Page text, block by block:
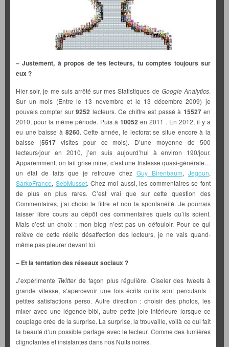
– Justement, à propos de tes lecteurs, tu comptes toujours sur
eux ?
Hier soir, je me suis arrêté sur mes Statistiques de Google Analytics.
Sur un mois (Entre le 13 novembre et le 13 décembre 2009) je
pouvais compter sur9252 lecteurs. Ce chiffre est passé à 15527en
2010, pour la même période. Puis à 10052 en 2011 . En 2012, il y a
eu une baisse à 8260. Cette année, le lectorat se situe encore à la
baisse (5517visites pour ce mois). D’une moyenne de 500
lecteurs/jour en 2010, j’en suis aujourd’hui à environ 190/jour.
Apparemment, on fait grise mine, c’est une tristesse quasi-générale…
un état de faits que je retrouve chez Guy Birenbaum, Jegoun,
SarkoFrance, SebMusset. Chez moi aussi, les commentaires se font
de plus en plus rares. C’est vrai que sur cette question des
Commentaires, j’ai choisi le filtre et non la spontanéité. Je pourrais
laisser libre cours au dépôt des commentaires quels qu’ils soient.
Mais c’est un choix : mon blog n’est pas un défouloir. Pour ce qui
relève de cette réelle désaffection des lecteurs, je ne vais quand-
même pas pleurer devant toi.
– Et la tentation des réseaux sociaux ?
J’expérimente Twitterde façon plus régulière. Ciseler des tweets à
grande vitesse, s’apercevoir une fois écrits qu’ils sont percutants :
petites satisfactions perso. Autre direction : choisir des photos, les
mixer avec une légende-bibi, autre petite joie intérieure lorsque ce
couplage crée de la surprise. La surprise, la trouvaille, voilà ce qui fait
la beauté d’un possible partage avec le lecteur. Comme des lumières
clignotantes et insistantes dans nos Nuits noires.